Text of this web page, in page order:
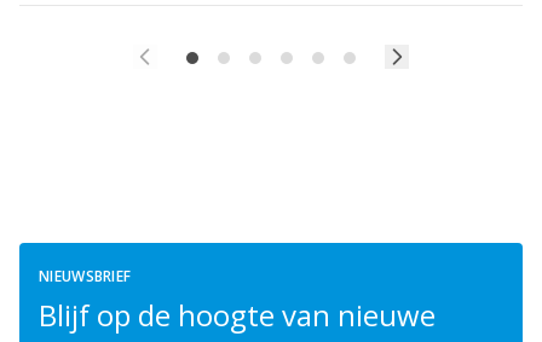
NIEUWSBRIEF
Blijf op de hoogte van nieuwe